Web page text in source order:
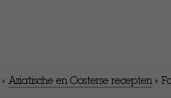
» Aziatische en Oosterse recepten »